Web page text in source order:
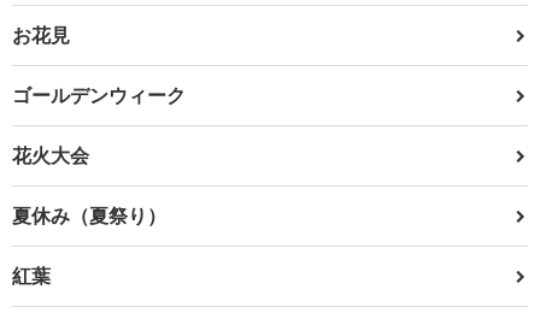
お花見
ゴールデンウィーク
花火大会
夏休み（夏祭り）
紅葉